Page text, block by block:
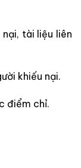
nại, tài liệu liên
khiếu nại.
điểm chỉ.